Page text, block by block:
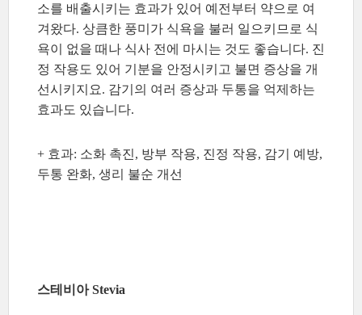
소를 배출시키는 효과가 있어 예전부터 약으로 여
겨왔다. 상큼한 풍미가 식욕을 불러 일으키므로 식
욕이 없을 때나 식사 전에 마시는 것도 좋습니다. 진
정 작용도 있어 기분을 안정시키고 불면 증상을 개
선시키지요. 감기의 여러 증상과 두통을 억제하는
효과도 있습니다.
+ 효과: 소화 촉진, 방부 작용, 진정 작용, 감기 예방,
두통 완화, 생리 불순 개선
스테비아 Stevia